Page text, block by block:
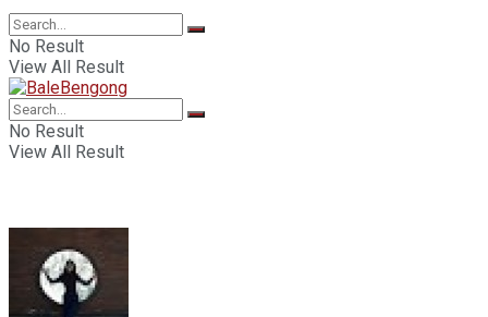
No Result
View All Result
No Result
View All Result